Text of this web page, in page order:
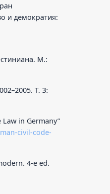
и демократия:
М.:
Т. 3:
in Germany”
civil-code-
4-e ed.